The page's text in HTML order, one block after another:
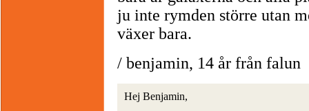
ju inte rymden större utan
växer bara.
/ benjamin, 14 år från falun
Hej Benjamin,